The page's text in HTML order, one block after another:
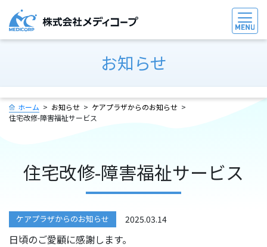
お知らせ
ホーム お知らせ
ケアプラザからのお知らせ
住宅改修-障害福祉サービス
住宅改修-障害福祉サービス
ケアプラザからのお知らせ 2025.03.14
日頃のご愛顧に感謝します。